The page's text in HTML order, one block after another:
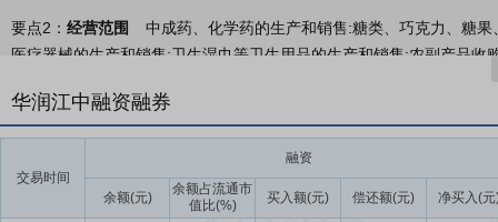
要点2： 经营范围
中成药、化学药的生产和销售:糖类、巧克力、糖
医疗器械的生产和销售;卫生湿巾等卫生用品的生产和销售;农副产品
要点4：健康消费品及其他
主要包括滋补、康复营养、胃肠健康及肝
虫夏草（或虫草菌粉）；康复营养类以“初元”系列为代表，主要包含
华润江中融资融券
交易时间
融资
余额(元)
余额占流通市
值比(%)
买入额(元) 偿还额(元) 净买入(元